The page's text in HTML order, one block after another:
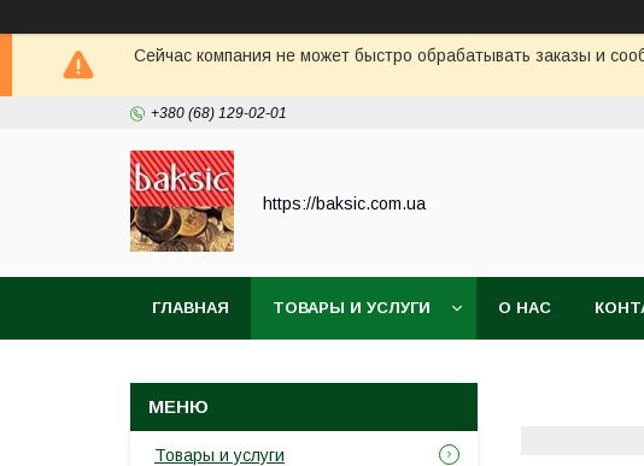
Сейчас компания не может быстро обрабатывать заказы и
+380 (68) 129-02-01
https://baksic.com.ua
ГЛАВНАЯ ТОВАРЫ И УСЛУГИ О НАС
Товары и услуги